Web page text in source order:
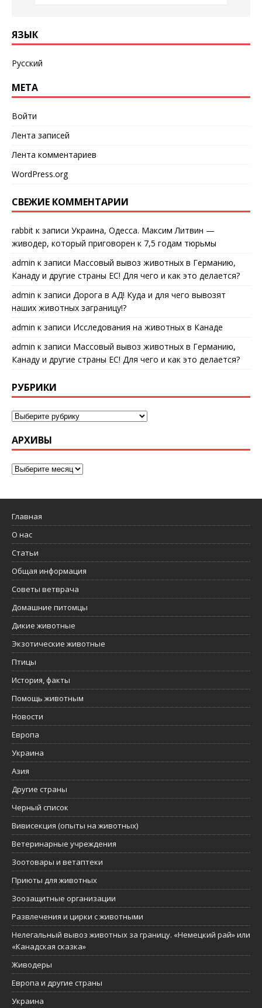
ЯЗЫК
Русский
МЕТА
Войти
Лента записей
Лента комментариев
WordPress.org
СВЕЖИЕ КОММЕНТАРИИ
rabbit к записи Украина, Одесса. Максим Литвин —
живодер, который приговорен к 7,5 годам тюрьмы
admin к записи Массовый вывоз животных в Германию,
Канаду и другие страны ЕС! Для чего и как это делается?
admin к записи Дорога в АД! Куда и для чего вывозят
наших животных заграницу!?
admin к записи Исследования на животных в Канаде
admin к записи Массовый вывоз животных в Германию,
Канаду и другие страны ЕС! Для чего и как это делается?
РУБРИКИ
АРХИВЫ
Главная
О нас
Статьи
Общая информация
Советы ветврача
Домашние питомцы
Дикие животные
Экзотические животные
Птицы
История, факты
Помощь животным
Новости
Европа
Украина
Азия
Другие страны
Черный список
Вивисекция (опыты на животных)
Ветеринарные учреждения
Зоотовары и ветаптеки
Приюты для животных
Зоозащитные организации
Развлечения и цирки с животными
Нелегальный вывоз животных за границу. «Немецкий рай» или
«Канадская сказка»
Живодеры
Европа и другие страны
Украина